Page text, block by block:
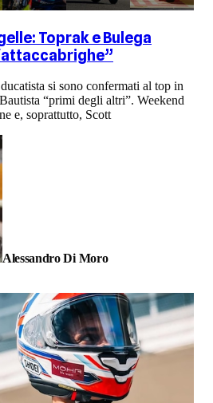
Toprak e Bulega
si sono confermati al top in
“primi degli altri”. Weekend
e, soprattutto, Scott
Alessandro Di Moro